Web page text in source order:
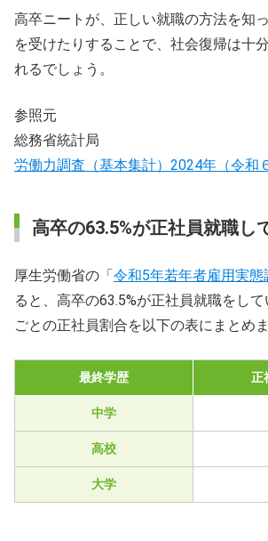
高卒ニートが、正しい就職の方法を知
を受けたりすることで、社会復帰は十
れるでしょう。
参照元
総務省統計局
労働力調査（基本集計）2024年（令和
高卒の63.5%が正社員就職し
厚生労働省の「 令和5年若年者雇用実態
ると、高卒の63.5%が正社員就職をし
ごとの正社員割合を以下の表にまとめま
最終学歴 正
中学
高校
大学